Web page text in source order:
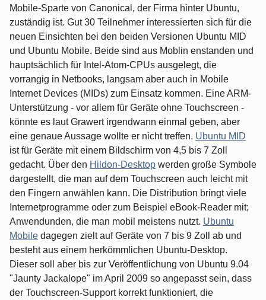
Mobile-Sparte von Canonical, der Firma hinter Ubuntu,
zuständig ist. Gut 30 Teilnehmer interessierten sich für die
neuen Einsichten bei den beiden Versionen Ubuntu MID
und Ubuntu Mobile. Beide sind aus Moblin enstanden und
hauptsächlich für Intel-Atom-CPUs ausgelegt, die
vorrangig in Netbooks, langsam aber auch in Mobile
Internet Devices (MIDs) zum Einsatz kommen. Eine ARM-
Unterstützung - vor allem für Geräte ohne Touchscreen -
könnte es laut Grawert irgendwann einmal geben, aber
eine genaue Aussage wollte er nicht treffen. Ubuntu MID
ist für Geräte mit einem Bildschirm von 4,5 bis 7 Zoll
gedacht. Über den Hildon-Desktop werden große Symbole
dargestellt, die man auf dem Touchscreen auch leicht mit
den Fingern anwählen kann. Die Distribution bringt viele
Internetprogramme oder zum Beispiel eBook-Reader mit;
Anwendunden, die man mobil meistens nutzt. Ubuntu
Mobile dagegen zielt auf Geräte von 7 bis 9 Zoll ab und
besteht aus einem herkömmlichen Ubuntu-Desktop.
Dieser soll aber bis zur Veröffentlichung von Ubuntu 9.04
"Jaunty Jackalope" im April 2009 so angepasst sein, dass
der Touchscreen-Support korrekt funktioniert, die